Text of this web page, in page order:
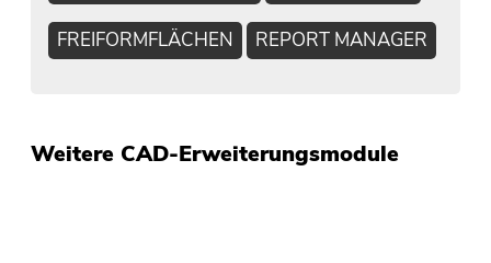
FREIFORMFLÄCHEN REPORT MANAGER
Weitere CAD-Erweiterungsmodule